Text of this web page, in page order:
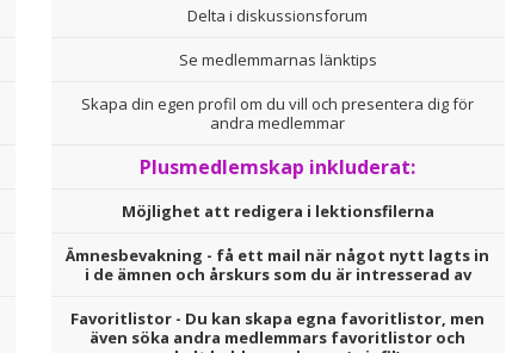
Delta i diskussionsforum
Se medlemmarnas länktips
Skapa din egen profil om du vill och presentera dig för
andra medlemmar
Plusmedlemskap inkluderat:
Möjlighet att redigera i lektionsfilerna
Ämnesbevakning - få ett mail när något nytt lagts in
i de ämnen och årskurs som du är intresserad av
Favoritlistor - Du kan skapa egna favoritlistor, men
även söka andra medlemmars favoritlistor och